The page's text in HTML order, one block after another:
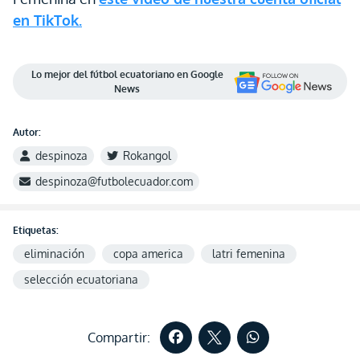
en TikTok.
Lo mejor del fútbol ecuatoriano en Google
News
Autor:
despinoza
Rokangol
despinoza@futbolecuador.com
Etiquetas:
eliminación copa america
latri femenina
selección ecuatoriana
Compartir: